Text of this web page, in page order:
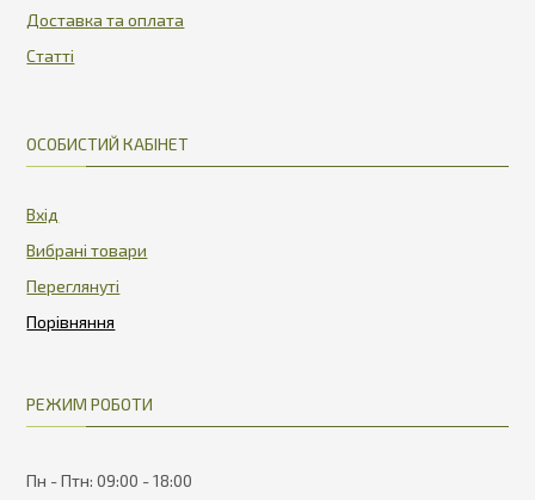
Доставка та оплата
Статті
ОСОБИСТИЙ КАБІНЕТ
Вхід
Вибрані товари
Переглянуті
РЕЖИМ РОБОТИ
Пн - Птн: 09:00 - 18:00